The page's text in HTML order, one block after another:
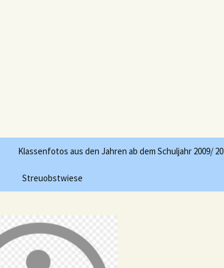
Klassenfotos aus den Jahren ab dem Schuljahr 2009/
Streuobstwiese